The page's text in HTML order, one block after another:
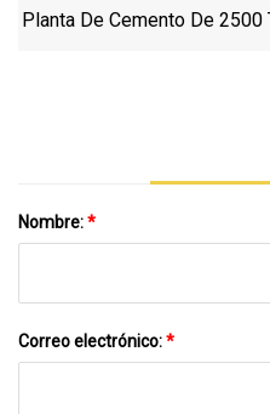
Madera
Planta De Cemento De 2500
Nombre:*
Correo electrónico:*